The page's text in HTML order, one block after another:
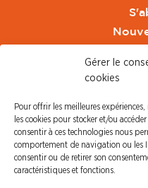
Gérer le
cookies
Pour offrir les meilleures
les cookies pour stocker et/ou
consentir à ces technologies nous
comportement de navigation ou les
consentir ou de retirer son
caractéristiques et fonctions.